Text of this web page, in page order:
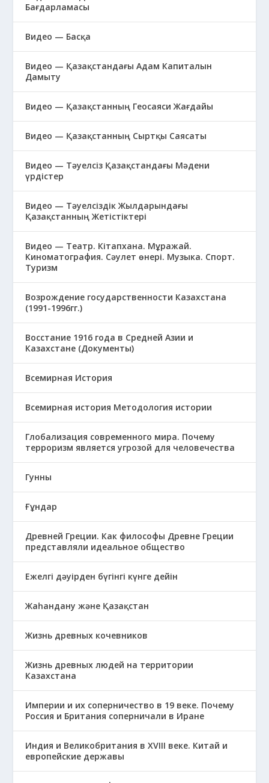
Бағдарламасы
Видео — Басқа
Видео — Қазақстандағы Адам Капиталын
Дамыту
Видео — Қазақстанның Геосаяси Жағдайы
Видео — Қазақстанның Сыртқы Саясаты
Видео — Тәуелсіз Қазақстандағы Мәдени
үрдістер
Видео — Тәуелсіздік Жылдарындағы
Қазақстанның Жетістіктері
Видео — Театр. Кітапхана. Мұражай.
Киноматография. Сәулет өнері. Музыка. Спорт.
Туризм
Возрождение государственности Казахстана
(1991-1996гг.)
Восстание 1916 года в Средней Азии и
Казахстане (Документы)
Всемирная История
Всемирная история Методология истории
Глобализация современного мира. Почему
терроризм является угрозой для человечества
Гунны
Ғұндар
Древней Греции. Как философы Древне Греции
представляли идеальное общество
Ежелгі дәуірден бүгінгі күнге дейін
Жаһандану және Қазақстан
Жизнь древных кочевников
Жизнь древных людей на территории
Казахстана
Империи и их соперничество в 19 веке. Почему
Россия и Британия соперничали в Иране
Индия и Великобритания в XVIII веке. Китай и
европейские державы